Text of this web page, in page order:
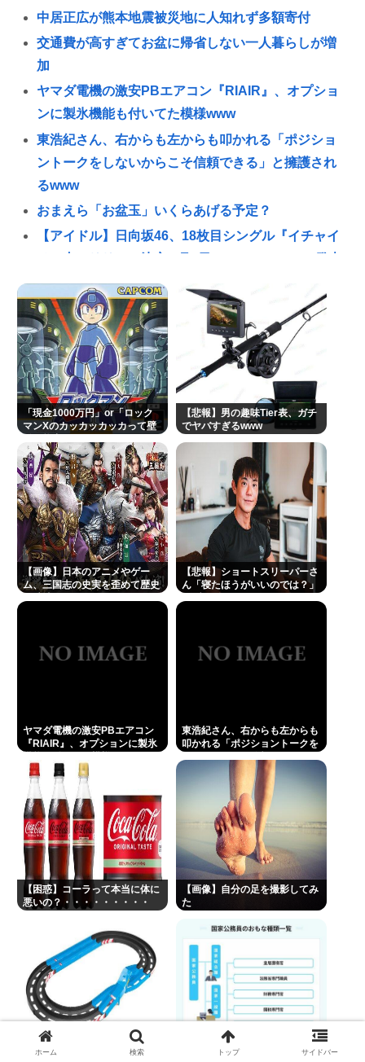
中居正広が熊本地震被災地に人知れず多額寄付
交通費が高すぎてお盆に帰省しない一人暮らしが増
加
ヤマダ電機の激安PBエアコン『RIAIR』、オプショ
ンに製氷機能も付いてた模様www
東浩紀さん、右からも左からも叩かれる「ポジショ
ントークをしないからこそ信頼できる」と擁護され
るwww
おまえら「お盆玉」いくらあげる予定？
【アイドル】日向坂46、18枚目シングル『イチャイ
へ
若者「ボディーバッグはオシャレ。イケてる。」😎✨
イチローの晩年(2011-2019)の成績、流石に擁護でき
ないwww
『ヤニねこ』新海誠、水島努、綾辻行人らクリエイ
ターが絶賛 過激描写はBPOでも議論に
避難所地獄と化す「ずっと同じ食べ物&断水でトイレ
流せず悪臭&床に直接就寝&コロナ感染」
「感覚が分からない」 元TBS・山本里菜アナの離婚
コメントに疑問の声… シャンパンタワーの超豪華式
も結婚生活は4年半で終止符
👴"テレビ大好き"高齢者の「テレビ離れ」が始まっ
た…10代後半～20代の約7割が"ほぼ見ない"
"テレビ大好き"高齢者の「テレビ離れ」が始まっ
「現金1000万円」or「ロック
マンXのカッカッカッカって壁
【悲報】男の趣味Tier表、ガチ
でヤバすぎるwww
【画像】日本のアニメやゲー
ム、三国志の史実を歪めて歴史
【悲報】ショートスリーパーさ
ん「寝たほうがいいのでは？」
ヤマダ電機の激安PBエアコン
『RIAIR』、オプションに製氷
東浩紀さん、右からも左からも
叩かれる「ポジショントークを
擁護されるwww
【困惑】コーラって本当に体に
悪いの？・・・・・・・・・
【画像】自分の足を撮影してみ
た
【悲報】昔のおもちゃって今の
【悲報】公務員、ボーナスを増
ホーム 検索 トップ サイドバー